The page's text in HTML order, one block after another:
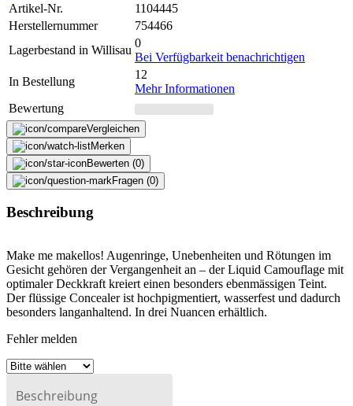
Artikel-Nr.
1104445
Herstellernummer
754466
Lagerbestand in Willisau
0
Bei Verfügbarkeit benachrichtigen
In Bestellung
12
Mehr Informationen
Bewertung
Vergleichen
Merken
Bewerten (0)
Fragen (0)
Beschreibung
Make me makellos! Augenringe, Unebenheiten und Rötungen im
Gesicht gehören der Vergangenheit an – der Liquid Camouflage mit
optimaler Deckkraft kreiert einen besonders ebenmässigen Teint.
Der flüssige Concealer ist hochpigmentiert, wasserfest und dadurch
besonders langanhaltend. In drei Nuancen erhältlich.
Fehler melden
Beschreibung